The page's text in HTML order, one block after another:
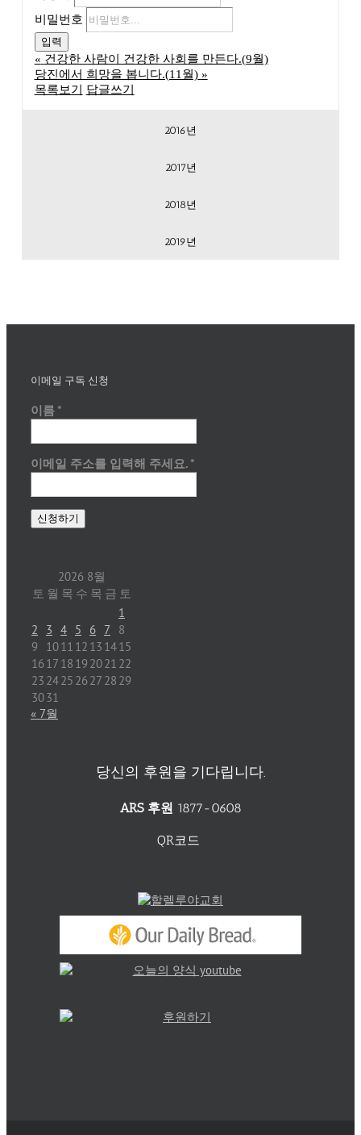
비밀번호
« 건강한 사람이 건강한 사회를 만든다.(9월)
당진에서 희망을 봅니다.(11월) »
목록보기
답글쓰기
2016년
2017년
2018년
2019년
이메일 구독 신청
이름 *
이메일 주소를 입력해 주세요. *
2026 8월
토 월 목 수 목 금 토
1
2
3 4 5 6 7
8
9
1011 12 13 1415
1617 18 19 2021 22
23 2425 2627 28 29
3031
« 7월
당신의 후원을 기다립니다.
ARS 후원 1877-0608
QR코드